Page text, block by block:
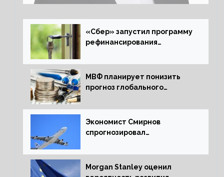
«Сбер» запустил программу
рефинансирования
МВФ планирует понизить
прогноз глобального
следующем отчете
Экономист Смирнов
спрогнозировал
России
Morgan Stanley оценил